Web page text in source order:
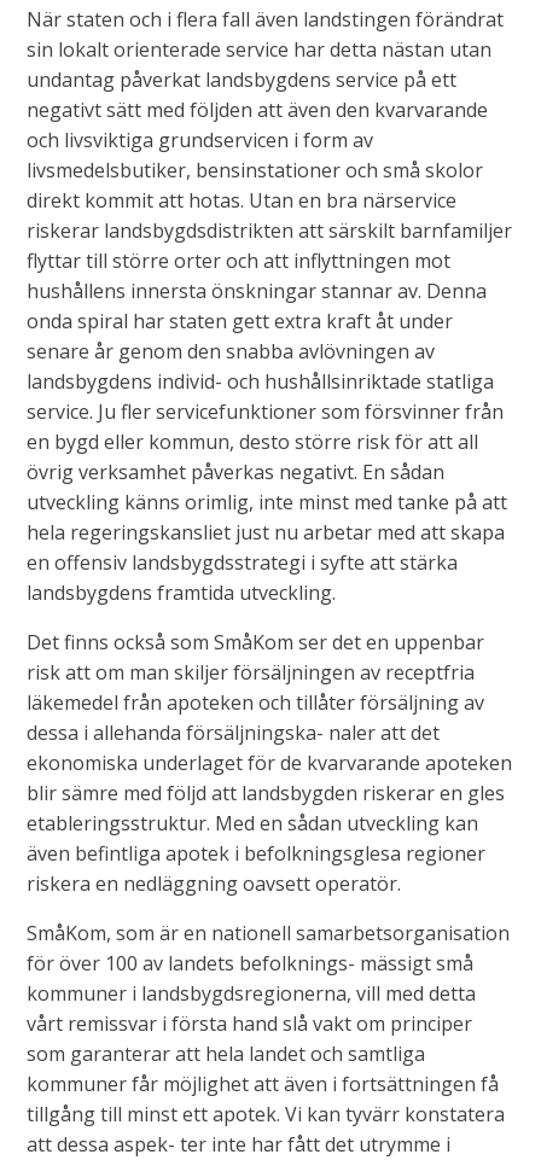
När staten och i flera fall även landstingen förändrat
sin lokalt orienterade service har detta nästan utan
undantag påverkat landsbygdens service på ett
negativt sätt med följden att även den kvarvarande
och livsviktiga grundservicen i form av
livsmedelsbutiker, bensinstationer och små skolor
direkt kommit att hotas. Utan en bra närservice
riskerar landsbygdsdistrikten att särskilt barnfamiljer
flyttar till större orter och att inflyttningen mot
hushållens innersta önskningar stannar av. Denna
onda spiral har staten gett extra kraft åt under
senare år genom den snabba avlövningen av
landsbygdens individ- och hushållsinriktade statliga
service. Ju fler servicefunktioner som försvinner från
en bygd eller kommun, desto större risk för att all
övrig verksamhet påverkas negativt. En sådan
utveckling känns orimlig, inte minst med tanke på att
hela regeringskansliet just nu arbetar med att skapa
en offensiv landsbygdsstrategi i syfte att stärka
landsbygdens framtida utveckling.
Det finns också som SmåKom ser det en uppenbar
risk att om man skiljer försäljningen av receptfria
läkemedel från apoteken och tillåter försäljning av
dessa i allehanda försäljningska- naler att det
ekonomiska underlaget för de kvarvarande apoteken
blir sämre med följd att landsbygden riskerar en gles
etableringsstruktur. Med en sådan utveckling kan
även befintliga apotek i befolkningsglesa regioner
riskera en nedläggning oavsett operatör.
SmåKom, som är en nationell samarbetsorganisation
för över 100 av landets befolknings- mässigt små
kommuner i landsbygdsregionerna, vill med detta
vårt remissvar i första hand slå vakt om principer
som garanterar att hela landet och samtliga
kommuner får möjlighet att även i fortsättningen få
tillgång till minst ett apotek. Vi kan tyvärr konstatera
att dessa aspek- ter inte har fått det utrymme i